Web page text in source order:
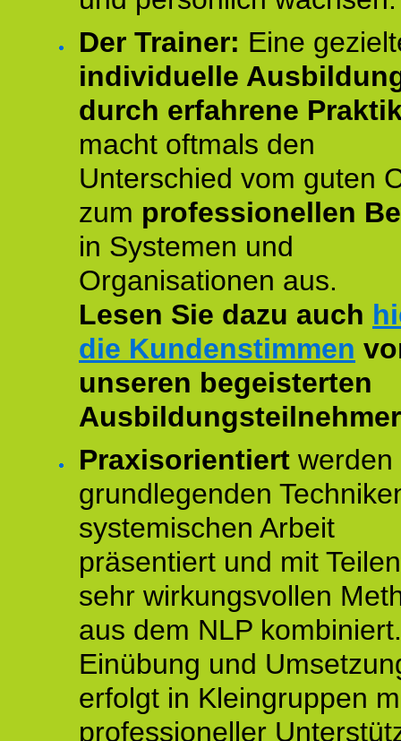
Der Trainer: Eine
individuelle
durch erfahrene
macht oftmals den
Unterschied vom guten
zum professionellen
in Systemen und
Organisationen aus.
Lesen Sie dazu auch
die Kundenstimmen
unseren begeisterten
Praxisorientiert werden
grundlegenden
systemischen Arbeit
präsentiert und mit
sehr wirkungsvollen
aus dem NLP
Einübung und
erfolgt in Kleingruppen
professioneller